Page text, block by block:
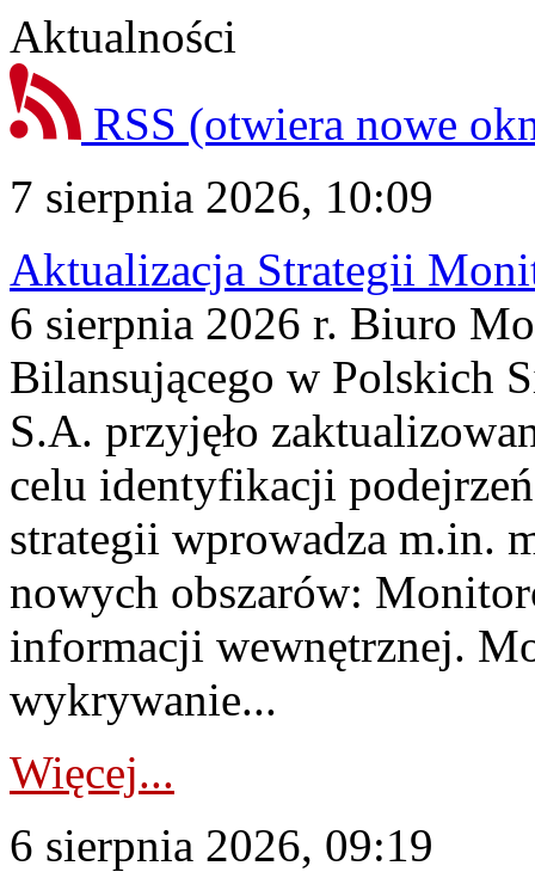
Aktualności
RSS (otwiera nowe
7 sierpnia 2026, 10:09
Aktualizacja Strategii
6 sierpnia 2026 r. Biuro
Bilansującego w Polskich
S.A. przyjęło
celu identyfikacji
strategii wprowadza m.in.
nowych obszarów:
informacji wewnętrznej.
wykrywanie...
Więcej...
6 sierpnia 2026, 09:19